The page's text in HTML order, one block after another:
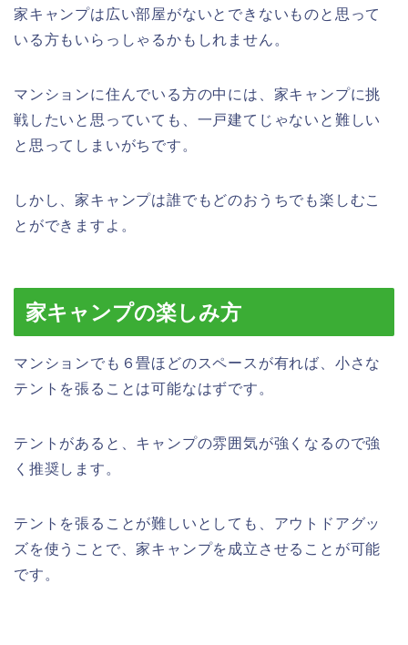
家キャンプは広い部屋がないとできないものと思って
いる方もいらっしゃるかもしれません。
マンションに住んでいる方の中には、家キャンプに挑
戦したいと思っていても、一戸建てじゃないと難しい
と思ってしまいがちです。
しかし、家キャンプは誰でもどのおうちでも楽しむこ
とができますよ。
家キャンプの楽しみ方
マンションでも６畳ほどのスペースが有れば、小さな
テントを張ることは可能なはずです。
テントがあると、キャンプの雰囲気が強くなるので強
く推奨します。
テントを張ることが難しいとしても、アウトドアグッ
ズを使うことで、家キャンプを成立させることが可能
です。